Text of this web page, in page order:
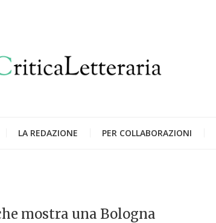
LA REDAZIONE PER COLLABORAZIONI
mostra una Bologna